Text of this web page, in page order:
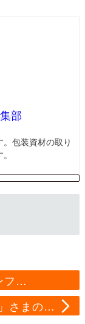
部
包装資材の取り
フ…
さまの…